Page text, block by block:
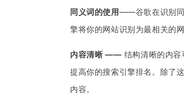
同义词的使用 ——谷歌在识别同
擎将你的网站识别为最相关的
内容清晰 —— 结构清晰的内
提高你的搜索引擎排名。除了
内容。